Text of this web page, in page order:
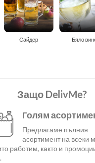
Сайдер Бяло
Защо DelivMe?
Голям
Предлагаме пълния
асортимент на всеки
работим, както и